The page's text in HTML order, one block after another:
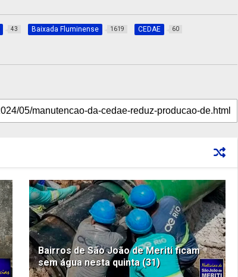
43 Baixada Fluminense 1619 CEDAE 60
Bairros de São João de Meriti ficam
sem água nesta quinta (31)